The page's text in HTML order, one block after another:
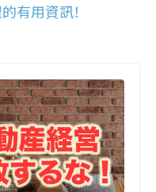
有用資訊！